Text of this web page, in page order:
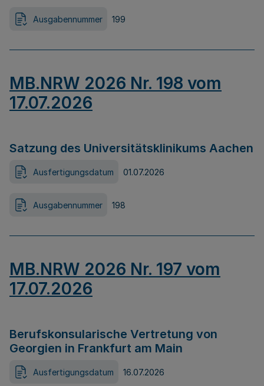
Ausgabennummer 199
MB.NRW 2026 Nr. 198 vom
17.07.2026
Satzung des Universitätsklinikums Aachen
Ausfertigungsdatum 01.07.2026
Ausgabennummer 198
MB.NRW 2026 Nr. 197 vom
17.07.2026
Berufskonsularische Vertretung von
Georgien in Frankfurt am Main
Ausfertigungsdatum 16.07.2026